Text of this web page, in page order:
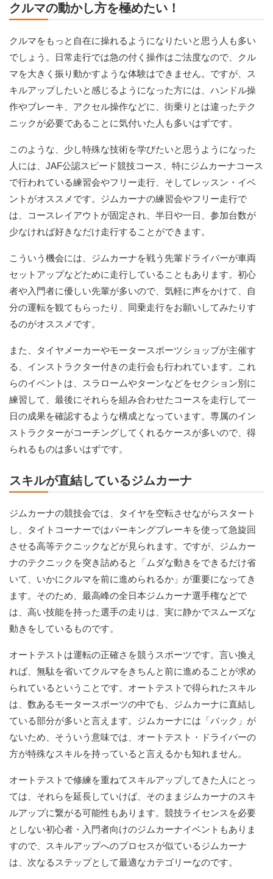
クルマの動かし方を極めたい！
クルマをもっと自在に操れるようになりたいと思う人も多い
でしょう。日常走行では急の付く操作はご法度なので、クル
マを大きく振り動かすような体験はできません。ですが、ス
キルアップしたいと感じるようになった方には、ハンドル操
作やブレーキ、アクセル操作などに、街乗りとは違ったテク
ニックが必要であることに気付いた人も多いはずです。
このような、少し特殊な技術を学びたいと思うようになった
人には、JAF公認スピード競技コース、特にジムカーナコース
で行われている練習会やフリー走行、そしてレッスン・イベ
ントがオススメです。ジムカーナの練習会やフリー走行で
は、コースレイアウトが固定され、半日や一日、参加台数が
少なければ好きなだけ走行することができます。
こういう機会には、ジムカーナを戦う先輩ドライバーが車両
セットアップなどために走行していることもあります。初心
者や入門者に優しい先輩が多いので、気軽に声をかけて、自
分の運転を観てもらったり、同乗走行をお願いしてみたりす
るのがオススメです。
また、タイヤメーカーやモータースポーツショップが主催す
る、インストラクター付きの走行会も行われています。これ
らのイベントは、スラロームやターンなどをセクション別に
練習して、最後にそれらを組み合わせたコースを走行して一
日の成果を確認するような構成となっています。専属のイン
ストラクターがコーチングしてくれるケースが多いので、得
られるものは多いはずです。
スキルが直結しているジムカーナ
ジムカーナの競技会では、タイヤを空転させながらスタート
し、タイトコーナーではパーキングブレーキを使って急旋回
させる高等テクニックなどが見られます。ですが、ジムカー
ナのテクニックを突き詰めると「ムダな動きをできるだけ省
いて、いかにクルマを前に進められるか」が重要になってき
ます。そのため、最高峰の全日本ジムカーナ選手権などで
は、高い技能を持った選手の走りは、実に静かでスムーズな
動きをしているものです。
オートテストは運転の正確さを競うスポーツです。言い換え
れば、無駄を省いてクルマをきちんと前に進めることが求め
られているということです。オートテストで得られたスキル
は、数あるモータースポーツの中でも、ジムカーナに直結し
ている部分が多いと言えます。ジムカーナには「バック」が
ないため、そういう意味では、オートテスト・ドライバーの
方が特殊なスキルを持っていると言えるかも知れません。
オートテストで修練を重ねてスキルアップしてきた人にとっ
ては、それらを延長していけば、そのままジムカーナのスキ
ルアップに繋がる可能性もあります。競技ライセンスを必要
としない初心者・入門者向けのジムカーナイベントもありま
すので、スキルアップへのプロセスが似ているジムカーナ
は、次なるステップとして最適なカテゴリーなのです。